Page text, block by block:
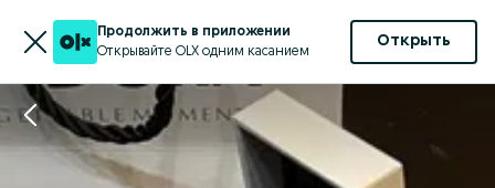
Продолжить в приложении
Открывайте OLX одним касанием
Открыть